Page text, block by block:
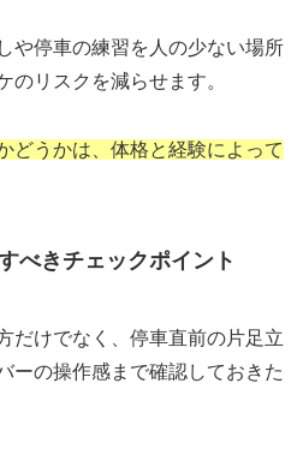
や停車の練習を人の少ない場所
のリスクを減らせます。
どうかは、体格と経験によって
べきチェックポイント
だけでなく、停車直前の片足立
ーの操作感まで確認しておきた